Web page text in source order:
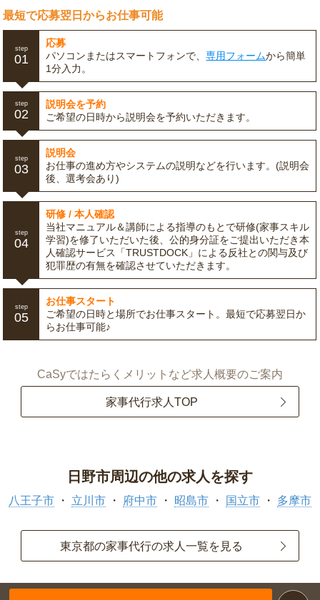
最短で応募翌日からお仕事可能
step
01
応募
パソコンまたはスマートフォンで、専用フォームから簡単
1分入力。
step
02
説明会を予約
ご希望の日時から説明会を予約いただきます。
step
03
説明会
お仕事の進め方やシステムの説明などを行います。(説明会
後、選考会あり)
step
04
研修 / 本人確認
当社マニュアル＆講師による指導のもとで研修(家事スキル
学習)を修了いただいた後、公的身分証をご提出いただき本
人確認サービス「TRUSTDOCK」による反社との関与及び
犯罪歴の有無を確認させていただきます。
step
05
お仕事スタート
ご希望の日時と場所でお仕事スタート。最短で応募翌日か
らお仕事可能♪
CaSyではたらくメリットなど求人概要のご案内
家事代行求人TOP
日野市周辺の他の求人を探す
八王子市 立川市 府中市 昭島市 国立市 多摩市
東京都の家事代行の求人一覧を見る